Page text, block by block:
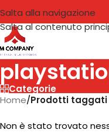
Salta alla navigazione
Salta al contenuto
Categorie
Home/Prodotti taggati
Non è stato trovato